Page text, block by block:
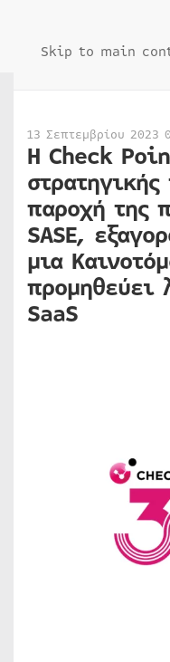
Skip to main
13 Σεπτεμβρίου 2023
Η Check
παροχή της
SASE,
μια
προμηθεύει
SaaS